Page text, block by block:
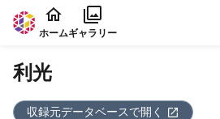
本文に飛ぶ
ホームギャラリー
利光
収録元データベースで開く